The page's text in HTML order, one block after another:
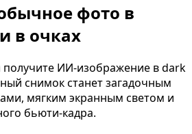
фото в
в очках
получите ИИ-изображение в dark
снимок станет загадочным
мягким экранным светом и
бьюти-кадра.